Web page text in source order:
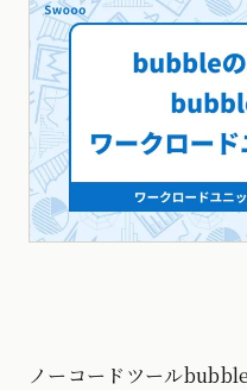
ノーコードツール